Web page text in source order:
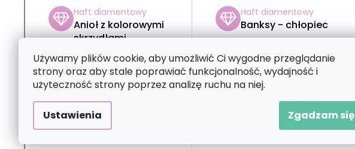
Używamy plików cookie, aby umożliwić Ci wygodne przeglądanie
strony oraz aby stale poprawiać funkcjonalność, wydajność i
użyteczność strony poprzez analizę ruchu na niej.
Ustawienia Zgadzam się
Haft diamentowy
Anioł z kolorowymi
skrzydłami
zł117,90
Haft diamentowy
Banksy - chłopiec
WYBIERAĆ